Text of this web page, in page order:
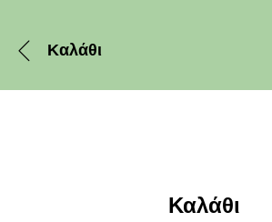
Καλάθι
Καλάθι